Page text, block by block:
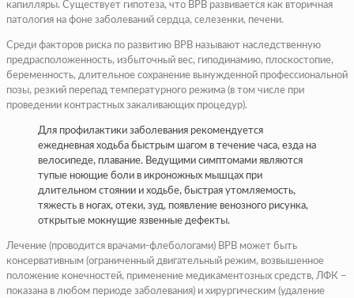
капилляры. Существует гипотеза, что ВРВ развивается как вторичная
патология на фоне заболеваний сердца, селезенки, печени.
Среди факторов риска по развитию ВРВ называют наследственную
предрасположенность, избыточный вес, гиподинамию, плоскостопие,
беременность, длительное сохранение вынужденной профессиональной
позы, резкий перепад температурного режима (в том числе при
проведении контрастных закаливающих процедур).
Для профилактики заболевания рекомендуется
ежедневная ходьба быстрым шагом в течение часа, езда на
велосипеде, плавание. Ведущими симптомами являются
тупые ноющие боли в икроножных мышцах при
длительном стоянии и ходьбе, быстрая утомляемость,
тяжесть в ногах, отеки, зуд, появление венозного рисунка,
открытые мокнущие язвенные дефекты.
Лечение (проводится врачами-флебологами) ВРВ может быть
консервативным (ограниченный двигательный режим, возвышенное
положение конечностей, применение медикаментозных средств, ЛФК –
показана в любом периоде заболевания) и хирургическим (удаление